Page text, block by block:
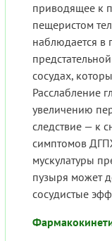
приводящее к
пещеристом
наблюдается в
сосудах,
Расслабление
увеличению
следствие — к
симптомов
мускулатуры
пузыря может
сосудистые